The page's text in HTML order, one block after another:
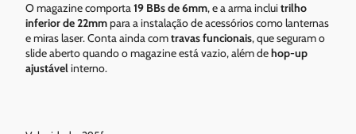
O magazine comporta19 BBs de 6mm, e a arma incluitrilho
inferior de 22mmpara a instalação de acessórios como lanternas
e miras laser. Conta ainda comtravas funcionais, que seguram o
slide aberto quando o magazine está vazio, além de hop-up
ajustávelinterno.